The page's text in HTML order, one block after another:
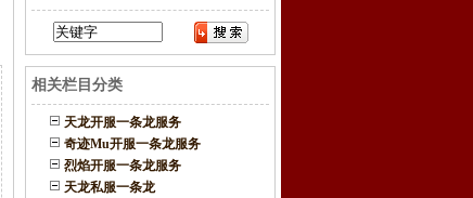
相关栏目分类
天龙开服一条龙服务
奇迹Mu开服一条龙服务
烈焰开服一条龙服务
天龙私服一条龙